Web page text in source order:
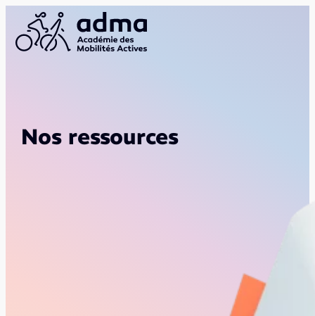
Nos ressources